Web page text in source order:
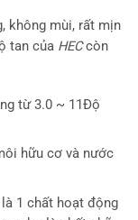
không mùi, rất mịn
tan của HECcòn
từ 3.0 ~ 11Độ
hữu cơ và nước
1 chất hoạt động